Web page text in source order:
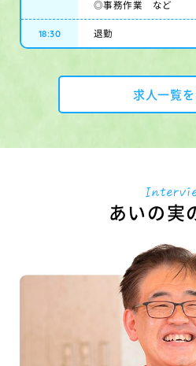
◎事務作業 など
18:30 退勤
求人一覧
あいの実